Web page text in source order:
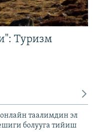
Туризм
таалимдин эл
болууга тийиш